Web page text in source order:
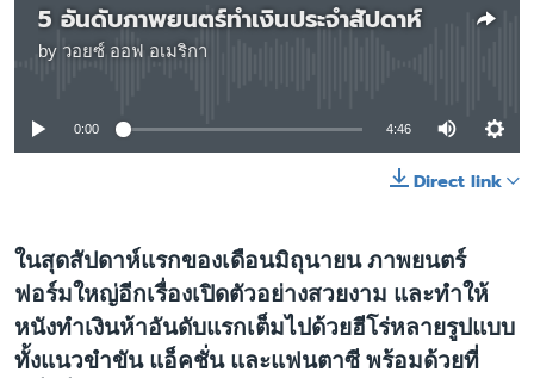
5 อันดับภาพยนตร์ทำเงินประจำสัปดาห์
by วอยซ์ ออฟ อเมริกา
No media source currently available
0:00 4:46
Direct link
ในสุดสัปดาห์แรกของเดือนมิถุนายน ภาพยนตร์
ฟอร์มใหญ่อีกเรื่องเปิดตัวอย่างสวยงาม และทำให้
หนังทำเงินห้าอันดับแรกเต็มไปด้วยฮีโร่หลายรูปแบบ
ทั้งแนวขำขัน แอ็คชั่น และแฟนตาซี พร้อมด้วยที่